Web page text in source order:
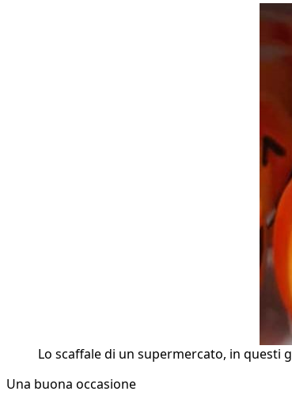
Lo scaffale di un supermercato, in questi
Una buona occasione